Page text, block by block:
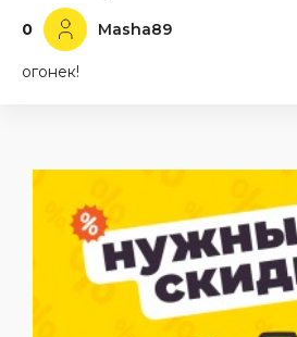
0 Masha89
огонек!